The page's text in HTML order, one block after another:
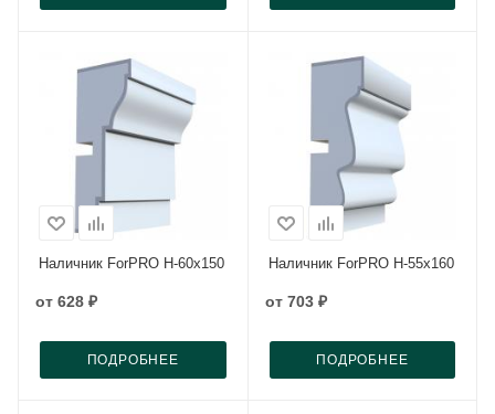
Наличник ForPRO Н-60x150
от 628 ₽
ПОДРОБНЕЕ
Наличник ForPRO Н-55x160
от 703 ₽
ПОДРОБНЕЕ